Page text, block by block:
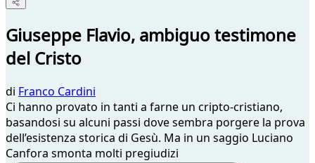
Giuseppe Flavio, ambiguo testimone
del Cristo
di Franco Cardini
Ci hanno provato in tanti a farne un cripto-cristiano,
basandosi su alcuni passi dove sembra porgere la prova
dell’esistenza storica di Gesù. Ma in un saggio Luciano
Canfora smonta molti pregiudizi